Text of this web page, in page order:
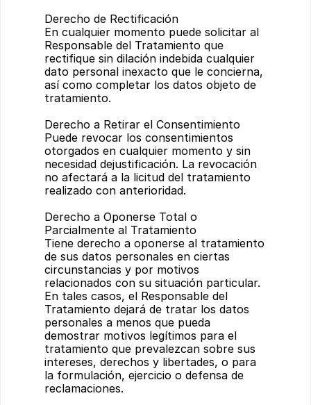
Derecho de Rectificación
En cualquier momento puede solicitar al
Responsable del Tratamiento que
rectifique sin dilación indebida cualquier
dato personal inexacto que le concierna,
así como completar los datos objeto de
tratamiento.
Derecho a Retirar el Consentimiento
Puede revocar los consentimientos
otorgados en cualquier momento y sin
necesidad dejustificación. La revocación
no afectará a la licitud del tratamiento
realizado con anterioridad.
Derecho a Oponerse Total o
Parcialmente al Tratamiento
Tiene derecho a oponerse al tratamiento
de sus datos personales en ciertas
circunstancias y por motivos
relacionados con su situación particular.
En tales casos, el Responsable del
Tratamiento dejará de tratar los datos
personales a menos que pueda
demostrar motivos legítimos para el
tratamiento que prevalezcan sobre sus
intereses, derechos y libertades, o para
la formulación, ejercicio o defensa de
reclamaciones.